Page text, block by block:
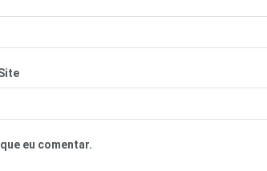
eu comentar.